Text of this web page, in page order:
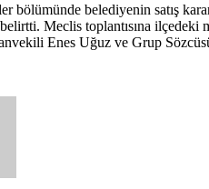
belediyenin satış
Meclis toplantısına
Enes Uğuz ve Grup